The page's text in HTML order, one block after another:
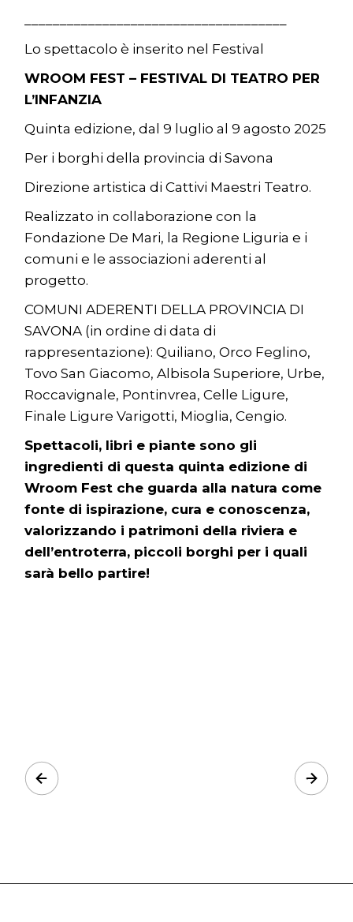
Lo spettacolo è inserito nel Festival
WROOM FEST – FESTIVAL DI TEATRO PER
L’INFANZIA
Quinta edizione, dal 9 luglio al 9 agosto 2025
Per i borghi della provincia di Savona
Direzione artistica di Cattivi Maestri Teatro.
Realizzato in collaborazione con la
Fondazione De Mari, la Regione Liguria e i
comuni e le associazioni aderenti al
progetto.
COMUNI ADERENTI DELLA PROVINCIA DI
SAVONA (in ordine di data di
rappresentazione): Quiliano, Orco Feglino,
Tovo San Giacomo, Albisola Superiore, Urbe,
Roccavignale, Pontinvrea, Celle Ligure,
Finale Ligure Varigotti, Mioglia, Cengio.
Spettacoli, libri e piante sono gli
ingredienti di questa quinta edizione di
Wroom Fest che guarda alla natura come
fonte di ispirazione, cura e conoscenza,
valorizzando i patrimoni della riviera e
dell’entroterra, piccoli borghi per i quali
sarà bello partire!